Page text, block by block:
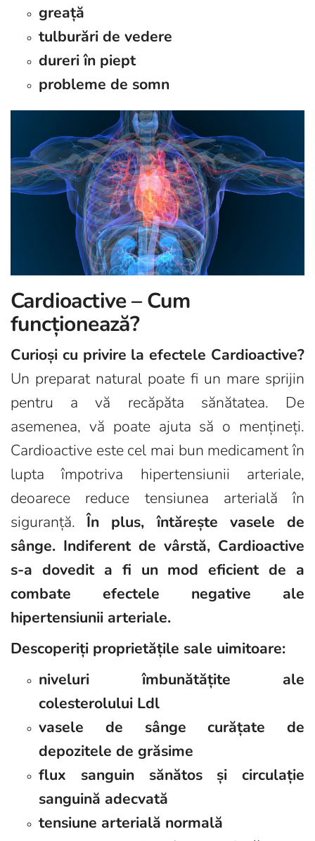
greață
tulburări de vedere
dureri în piept
probleme de somn
Cardioactive – Cum
funcționează?
Curioși cu privire la efectele Cardioactive?
Un preparat natural poate fi un mare sprijin
pentru a vă recăpăta sănătatea. De
asemenea, vă poate ajuta să o mențineți.
Cardioactive este cel mai bun medicament în
lupta împotriva hipertensiunii arteriale,
deoarece reduce tensiunea arterială în
siguranță.În plus, întărește vasele de
sânge. Indiferent de vârstă, Cardioactive
s-a dovedit a fi un mod eficient de a
combate efectele negative ale
hipertensiunii arteriale.
Descoperiți proprietățile sale uimitoare:
niveluri îmbunătățite ale
colesterolului Ldl
vasele de sânge curățate de
depozitele de grăsime
flux sanguin sănătos și circulație
sanguină adecvată
tensiune arterială normală